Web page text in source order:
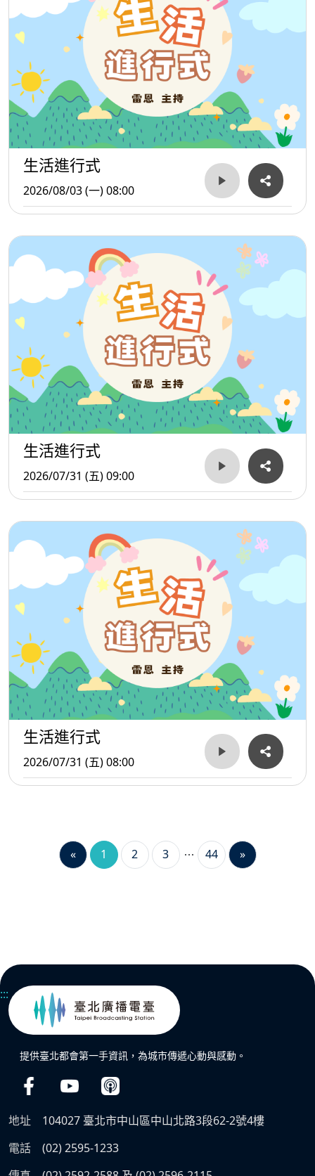
生活進行式
2026/08/03 (一) 08:00
生活進行式
2026/07/31 (五) 09:00
生活進行式
2026/07/31 (五) 08:00
« 1 2 3 44 »
:::
提供臺北都會第一手資訊，為城市傳遞心動與感動。
地址
104027 臺北市中山區中山北路3段62-2號4樓
電話
(02) 2595-1233